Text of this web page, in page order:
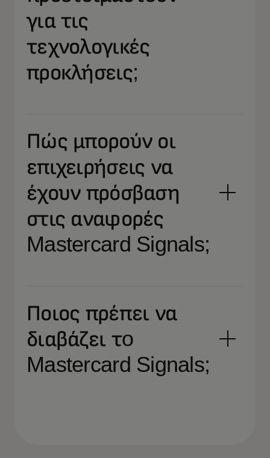
για τις
τεχνολογικές
προκλήσεις;
Πώς μπορούν οι
επιχειρήσεις να
έχουν πρόσβαση
στις αναφορές
Mastercard Signals;
Ποιος πρέπει να
διαβάζει τo
Mastercard Signals;